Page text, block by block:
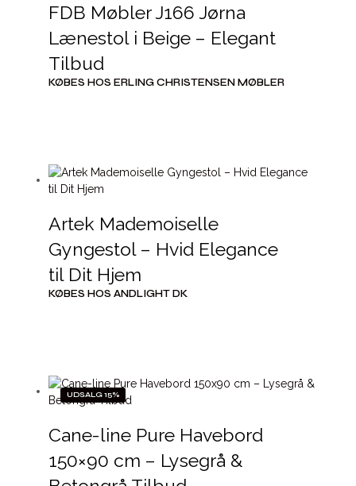
FDB Møbler J166 Jørna
Lænestol i Beige – Elegant
Tilbud
KØBES HOS ERLING CHRISTENSEN MØBLER
Artek Mademoiselle
Gyngestol – Hvid Elegance
til Dit Hjem
KØBES HOS ANDLIGHT DK
UDSALG 15%
Cane-line Pure Havebord
150×90 cm – Lysegrå &